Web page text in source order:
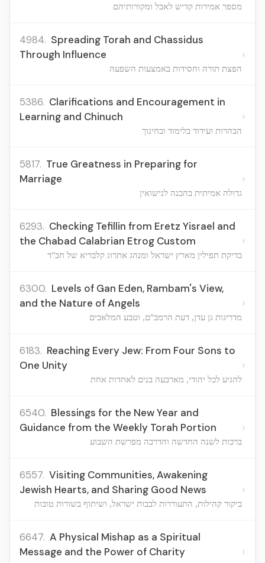
מספר אמירות קדיש לאבל ומקורותיהם
4984. Spreading Torah and Chassidus
Through Influence
הפצת תורה וחסידות באמצעות השפעה
›
5386. Clarifications and Encouragement in
Learning and Chinuch
הבהרות ועידוד בלימוד ובחינוך
›
5817. True Greatness in Preparing for
Marriage
גדולה אמיתית בהכנה לנישואין
›
6293. Checking Tefillin from Eretz Yisrael and
the Chabad Calabrian Etrog Custom
בדיקת תפילין מארץ ישראל ומנהג אתרוג קלבריא של חב"ד
›
6300. Levels of Gan Eden, Rambam's View,
and the Nature of Angels
מדריגות גן עדן, דעת הרמב"ם, וטבע המלאכים
›
6183. Reaching Every Jew: From Four Sons to
One Unity
להגיע לכל יהודי, מארבעה בנים לאחדות אחת
›
6540. Blessings for the New Year and
Guidance from the Weekly Torah Portion
ברכות לשנה החדשה והדרכה מפרשת השבוע
›
6557. Visiting Communities, Awakening
Jewish Hearts, and Sharing Good News
ביקור קהילות, התעוררות לבבות ישראל, ושיתוף בשורות טובות
›
6647. A Physical Mishap as a Spiritual
Message and the Power of Charity
›